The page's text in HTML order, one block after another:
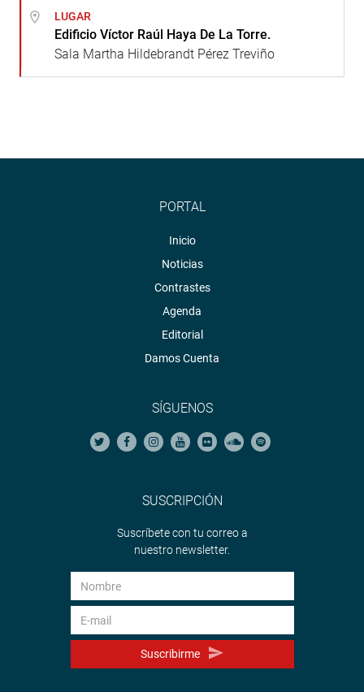
LUGAR
Edificio Víctor Raúl Haya De La Torre.
Sala Martha Hildebrandt Pérez Treviño
PORTAL
Inicio
Noticias
Contrastes
Agenda
Editorial
Damos Cuenta
SÍGUENOS
SUSCRIPCIÓN
Suscríbete con tu correo a
nuestro newsletter.
Suscribirme